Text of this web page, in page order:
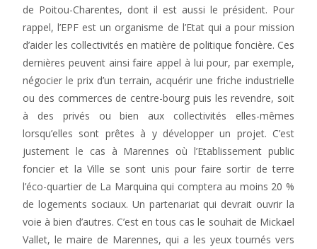
de Poitou-Charentes, dont il est aussi le président. Pour
rappel, l’EPF est un organisme de l’Etat qui a pour mission
d’aider les collectivités en matière de politique foncière. Ces
dernières peuvent ainsi faire appel à lui pour, par exemple,
négocier le prix d’un terrain, acquérir une friche industrielle
ou des commerces de centre-bourg puis les revendre, soit
à des privés ou bien aux collectivités elles-mêmes
lorsqu’elles sont prêtes à y développer un projet. C’est
justement le cas à Marennes où l’Etablissement public
foncier et la Ville se sont unis pour faire sortir de terre
l’éco-quartier de La Marquina qui comptera au moins 20 %
de logements sociaux. Un partenariat qui devrait ouvrir la
voie à bien d’autres. C’est en tous cas le souhait de Mickael
Vallet, le maire de Marennes, qui a les yeux tournés vers